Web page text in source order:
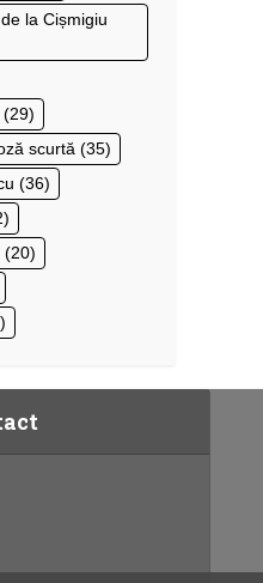
la Cișmigiu
(29)
scurtă (35)
(36)
(20)